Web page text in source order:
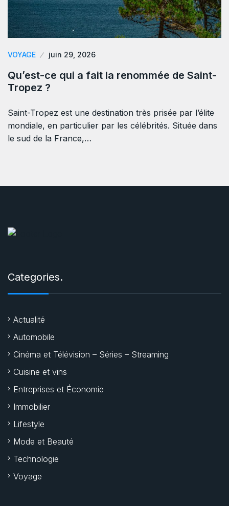
VOYAGE juin 29, 2026
Qu’est-ce qui a fait la renommée de Saint-
Tropez ?
Saint-Tropez est une destination très prisée par l’élite
mondiale, en particulier par les célébrités. Située dans
le sud de la France,…
Categories.
Actualité
Automobile
Cinéma et Télévision – Séries – Streaming
Cuisine et vins
Entreprises et Économie
Immobilier
Lifestyle
Mode et Beauté
Technologie
Voyage